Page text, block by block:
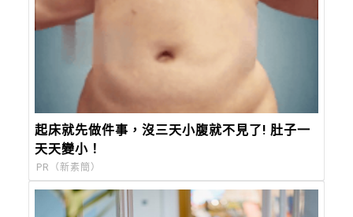
起床就先做件事，沒三天小腹就不見了! 肚子一
天天變小！
PR（新素簡）